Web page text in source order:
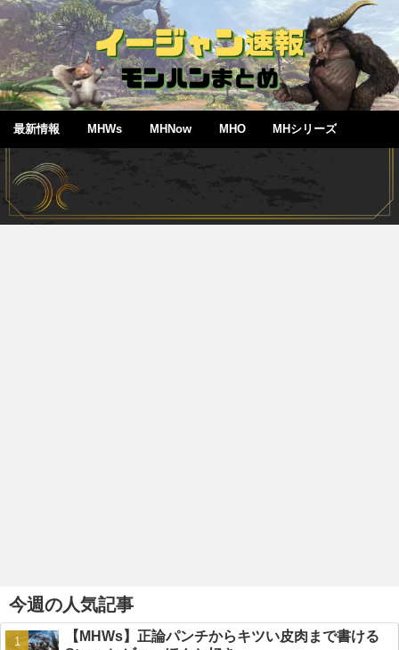
最新情報 MHWs MHNow MHO MHシリーズ
今週の人気記事
【MHWs】正論パンチからキツい皮肉まで書ける